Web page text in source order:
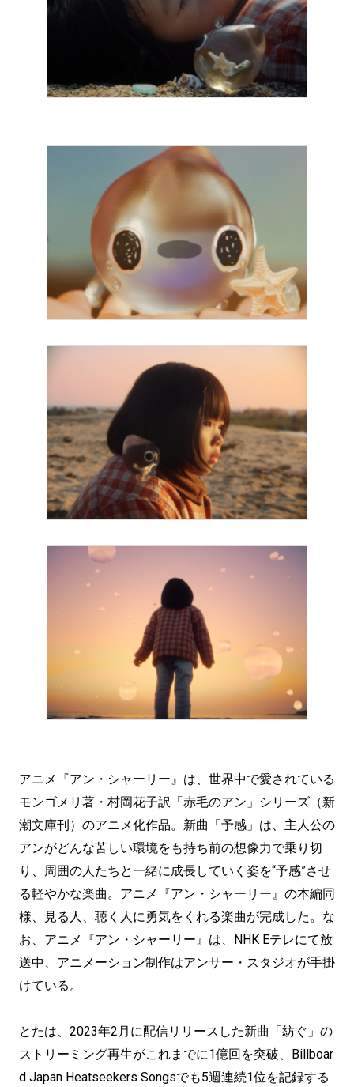
アニメ『アン・シャーリー』は、世界中で愛されている
モンゴメリ著・村岡花子訳「赤毛のアン」シリーズ（新
潮文庫刊）のアニメ化作品。新曲「予感」は、主人公の
アンがどんな苦しい環境をも持ち前の想像力で乗り切
り、周囲の人たちと一緒に成長していく姿を“予感”させ
る軽やかな楽曲。アニメ『アン・シャーリー』の本編同
様、見る人、聴く人に勇気をくれる楽曲が完成した。な
お、アニメ『アン・シャーリー』は、NHK Eテレにて放
送中、アニメーション制作はアンサー・スタジオが手掛
けている。
とたは、2023年2月に配信リリースした新曲「紡ぐ」の
ストリーミング再生がこれまでに1億回を突破、Billboar
d Japan Heatseekers Songsでも5週連続1位を記録する